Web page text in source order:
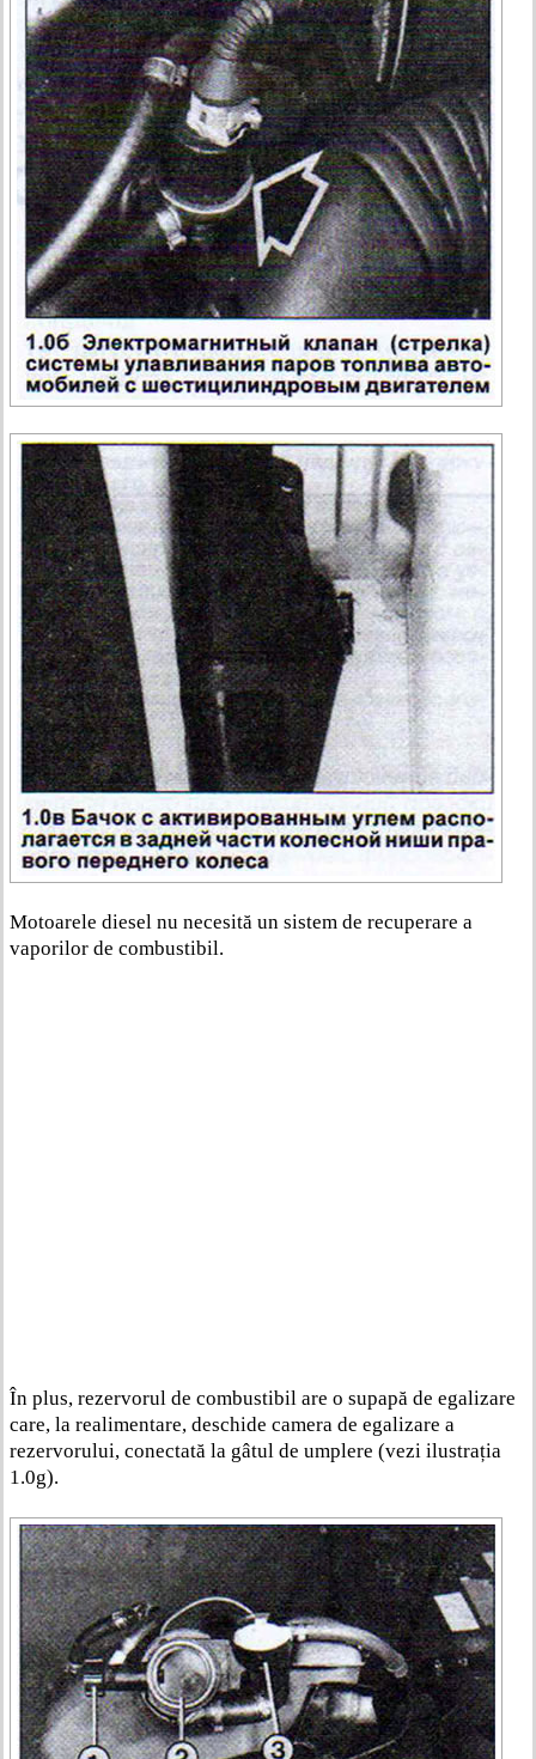
Motoarele diesel nu necesită un sistem de recuperare a
vaporilor de combustibil.
În plus, rezervorul de combustibil are o supapă de egalizare
care, la realimentare, deschide camera de egalizare a
rezervorului, conectată la gâtul de umplere (vezi ilustrația
1.0g).